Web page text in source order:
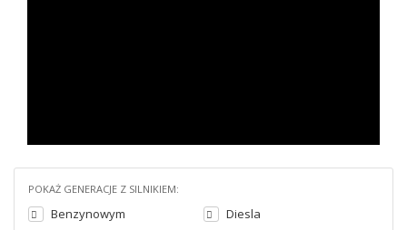
POKAŻ GENERACJE Z SILNIKIEM:
Benzynowym
Diesla